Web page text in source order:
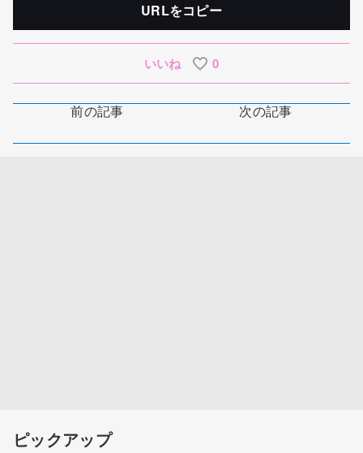
URLをコピー
いいね 0
前の記事 次の記事
ピックアップ